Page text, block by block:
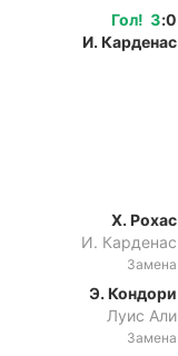
Гол! 3:0
И. Карденас
Х. Рохас
И. Карденас
Замена
Э. Кондори
Луис Али
Замена